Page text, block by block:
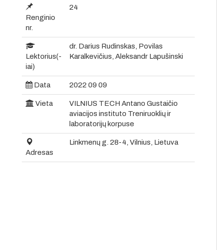
Renginio
nr.
24
Lektorius(-
iai)
dr. Darius Rudinskas, Povilas
Karalkevičius, Aleksandr Lapušinski
Data 2022 09 09
Vieta
VILNIUS TECH Antano Gustaičio
aviacijos instituto Treniruoklių ir
laboratorijų korpuse
Adresas
Linkmenų g. 28-4, Vilnius, Lietuva